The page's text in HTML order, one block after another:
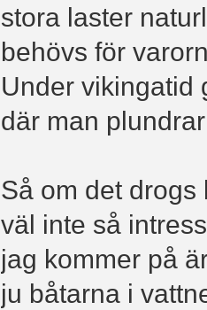
stora laster
behövs för
Under vikingatid
där man
Så om det
väl inte så
jag kommer på
ju båtarna i